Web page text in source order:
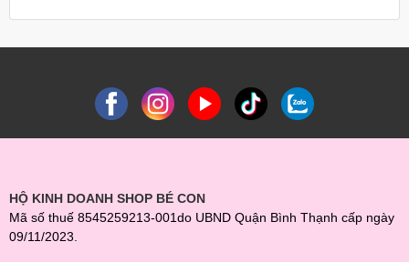
HỘ KINH DOANH SHOP BÉ CON
Mã số thuế 8545259213-001do UBND Quận Bình Thạnh cấp ngày
09/11/2023.